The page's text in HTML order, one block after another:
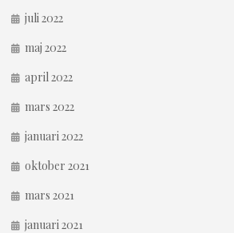
juli 2022
maj 2022
april 2022
mars 2022
januari 2022
oktober 2021
mars 2021
januari 2021